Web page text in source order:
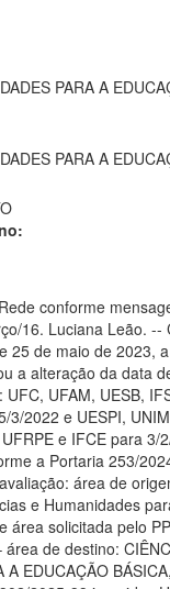
Inovações e
Regional
e dos Direitos Humanos
PARA A
PARA A
conforme
16. Luciana Leão. --
25 de maio de 2023,
a alteração da data
UFAM, UESB,
3/2022 e UESPI,
e IFCE para 3/
área de
e Humanidades
área solicitada pelo
área de destino:
A EDUCAÇÃO